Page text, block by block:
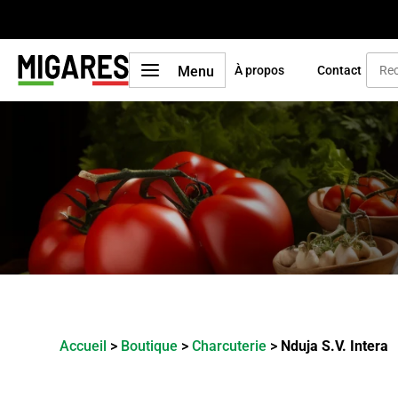
a Menu À propos Contact
Accueil > Boutique >Charcuterie > Nduja S.V. Intera